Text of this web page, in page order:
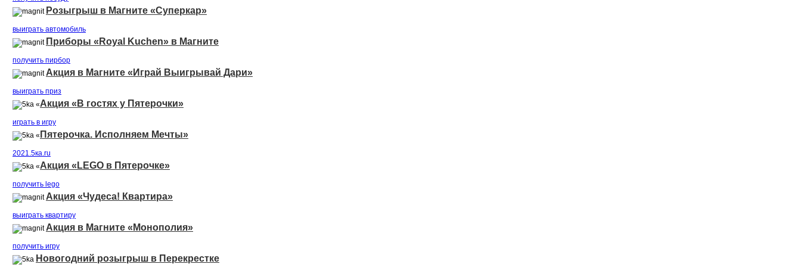
Розыгрыш в Магните «Суперкар»
выиграть автомобиль
Приборы «Royal Kuchen» в Магните
получить пирбор
Акция в Магните «Играй Выигрывай Дари»
выиграть приз
«Акция «В гостях у Пятерочки»
играть в игру
« Пятерочка. Исполняем Мечты»
2021.5ка.ru
«Акция «LEGO в Пятерочке»
получить lego
Акция «Чудеса! Квартира»
выиграть квартиру
Акция в Магните «Монополия»
получить игру
Новогодний розыгрыш в Перекрестке